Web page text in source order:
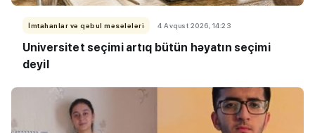
İmtahanlar və qəbul məsələləri 4 Avqust 2026, 14:23
Universitet seçimi artıq bütün həyatın seçimi
deyil